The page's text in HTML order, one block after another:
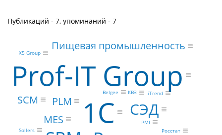
Публикаций - 7, упоминаний - 7
1С
Prof-IT Group
СЭД
PLM
MES
SCM
Пищевая промышленность
КВЗ iTrend
Belgee
X5 Group
Sollers
PMI
Росстат